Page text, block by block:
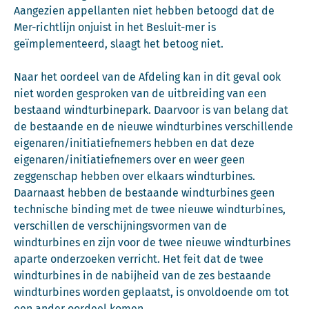
Aangezien appellanten niet hebben betoogd dat de
Mer-richtlijn onjuist in het Besluit-mer is
geïmplementeerd, slaagt het betoog niet.
Naar het oordeel van de Afdeling kan in dit geval ook
niet worden gesproken van de uitbreiding van een
bestaand windturbinepark. Daarvoor is van belang dat
de bestaande en de nieuwe windturbines verschillende
eigenaren/initiatiefnemers hebben en dat deze
eigenaren/initiatiefnemers over en weer geen
zeggenschap hebben over elkaars windturbines.
Daarnaast hebben de bestaande windturbines geen
technische binding met de twee nieuwe windturbines,
verschillen de verschijningsvormen van de
windturbines en zijn voor de twee nieuwe windturbines
aparte onderzoeken verricht. Het feit dat de twee
windturbines in de nabijheid van de zes bestaande
windturbines worden geplaatst, is onvoldoende om tot